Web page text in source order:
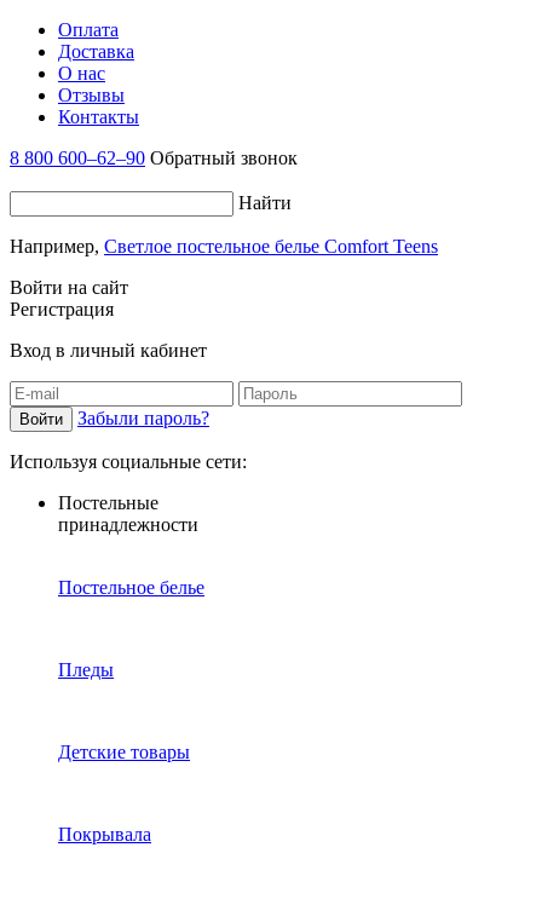
Оплата
Доставка
О нас
Отзывы
Контакты
8 800 600–62–90 Обратный звонок
Найти
Например, Светлое постельное белье Comfort Teens
Войти на сайт
Регистрация
Вход в личный кабинет
Забыли пароль?
Используя социальные сети:
Постельные
принадлежности
Постельное белье
Пледы
Детские товары
Покрывала